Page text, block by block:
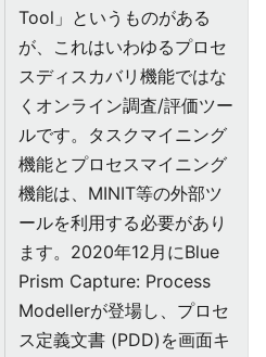
Tool」というものがある
が、これはいわゆるプロセ
スディスカバリ機能ではな
くオンライン調査/評価ツー
ルです。タスクマイニング
機能とプロセスマイニング
機能は、MINIT等の外部ツ
ールを利用する必要があり
ます。2020年12月にBlue
Prism Capture: Process
Modellerが登場し、プロセ
ス定義文書 (PDD)を画面キ